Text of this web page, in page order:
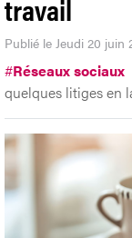
travail
Publié le Jeudi 20 juin
#Réseaux sociaux
quelques litiges en